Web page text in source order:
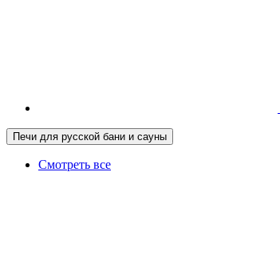
Печи для русской бани и сауны
Смотреть все